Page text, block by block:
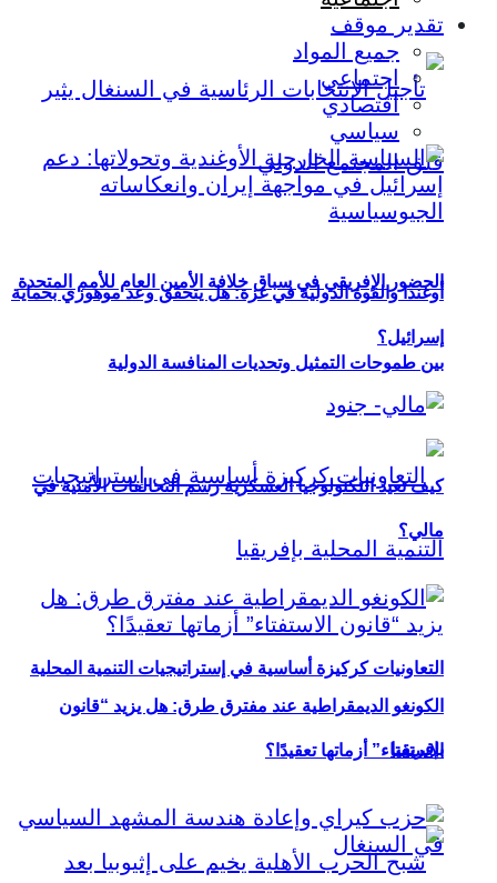
الحضور الإفريقي في سباق خلافة الأمين العام للأمم المتحدة
بين طموحات التمثيل وتحديات المنافسة الدولية
التعاونيات كركيزة أساسية في إستراتيجيات التنمية المحلية
بإفريقيا
تقدير موقف
جميع المواد
اجتماعي
اقتصادي
سياسي
أوغندا والقوة الدولية في غزة: هل يتحقق وعد موهوزي بحماية
إسرائيل؟
كيف تعيد التكنولوجيا العسكرية رسم التحالفات الأمنية في
مالي؟
الكونغو الديمقراطية عند مفترق طرق: هل يزيد “قانون
الاستفتاء” أزماتها تعقيدًا؟